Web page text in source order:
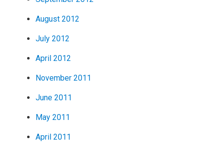
August 2012
July 2012
April 2012
November 2011
June 2011
May 2011
April 2011